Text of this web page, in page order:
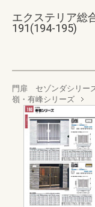
エクステリア総
191(194-195)
門扉 セゾンダシリー
嶺・有峰シリーズ